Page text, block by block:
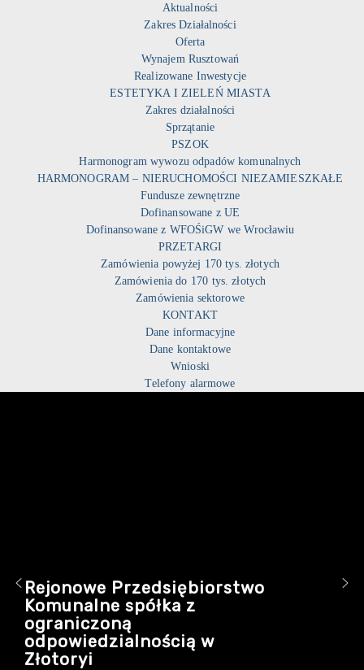
Aktualności
Zakres Działalności
Oferta
Wynajem Rusztowań
Realizowane Inwestycje
ESTETYKA I ZIELEŃ MIASTA
Zakres działalności
Sprzątanie
PSZOK
Harmonogram wywozu odpadów komunalnych
HARMONOGRAM – NIERUCHOMOŚCI NIEZAMIESZKAŁE
Fundusze zewnętrzne
Dofinansowane z UE
Dofinansowane z WFOŚiGW we Wrocławiu
PRZETARGI
Zamówienia powyżej 170 tys. złotych
Zamówienia do 170 tys. złotych
Zamówienia sektorowe
KONTAKT
Dane informacyjne
Dane kontaktowe
Wnioski
Telefony alarmowe
Rejonowe Przedsiębiorstwo
Komunalne spółka z
ograniczoną
odpowiedzialnością w
Złotoryi